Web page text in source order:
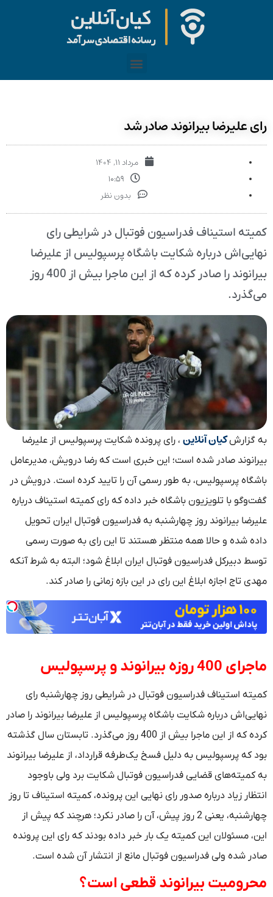
رای علیرضا بیرانوند صادر شد
مرداد ۱۱, ۱۴۰۴
۱۰:۵۹
بدون نظر
کمیته استیناف فدراسیون فوتبال در شرایطی رای
نهایی‌اش درباره شکایت باشگاه پرسپولیس از علیرضا
بیرانوند را صادر کرده که از این ماجرا بیش از 400 روز
می‌گذرد.
به گزارشکیان آنلاین ، رای پرونده شکایت پرسپولیس از علیرضا
بیرانوند صادر شده است؛ این خبری است که رضا درویش، مدیرعامل
باشگاه پرسپولیس، به طور رسمی آن را تایید کرده است. درویش در
گفت‌وگو با تلویزیون باشگاه خبر داده که رای کمیته استیناف درباره
علیرضا بیرانوند روز چهارشنبه به فدراسیون فوتبال ایران تحویل
داده شده و حالا همه منتظر هستند تا این رای به صورت رسمی
توسط دبیرکل فدراسیون فوتبال ایران ابلاغ شود؛ البته به شرط آنکه
مهدی تاج اجازه ابلاغ این رای در این بازه زمانی را صادر کند.
ماجرای 400 روزه بیرانوند و پرسپولیس
کمیته استیناف فدراسیون فوتبال در شرایطی روز چهارشنبه رای
نهایی‌اش درباره شکایت باشگاه پرسپولیس از علیرضا بیرانوند را صادر
کرده که از این ماجرا بیش از 400 روز می‌گذرد. تابستان سال گذشته
بود که پرسپولیس به دلیل فسخ یک‌طرفه قرارداد، از علیرضا بیرانوند
به کمیته‌های قضایی فدراسیون فوتبال شکایت برد ولی باوجود
انتظار زیاد درباره صدور رای نهایی این پرونده، کمیته استیناف تا روز
چهارشنبه، یعنی 2 روز پیش، آن را صادر نکرد؛ هرچند که پیش از
این، مسئولان این کمیته یک بار خبر داده بودند که رای این پرونده
صادر شده ولی فدراسیون فوتبال مانع از انتشار آن شده است.
محرومیت بیرانوند قطعی است؟